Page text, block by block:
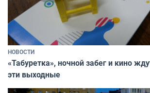
НОВОСТИ
«Табуретка», ночной забег и кино
эти выходные